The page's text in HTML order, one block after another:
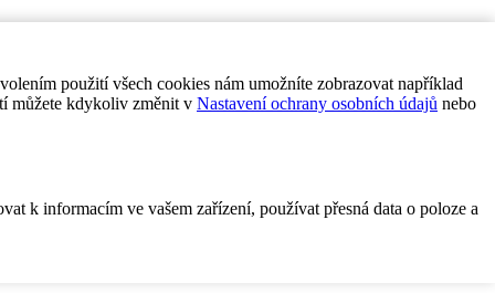
použití všech cookies nám umožníte zobrazovat například
můžete kdykoliv změnit v Nastavení ochrany osobních údajů nebo
k informacím ve vašem zařízení, používat přesná data o poloze a